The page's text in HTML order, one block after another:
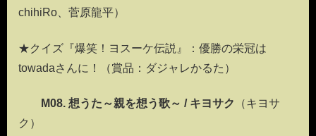
chihiRo、菅原龍平）
★クイズ『爆笑！ヨスーケ伝説』：優勝の栄冠は
towadaさんに！（賞品：ダジャレかるた）
M08. 想うた～親を想う歌～ / キヨサク
（キヨサ
ク）